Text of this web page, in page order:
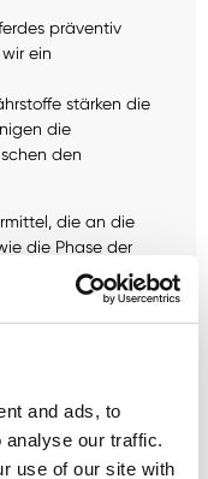
and ads, to
analyse our traffic.
use of our site with
präventiv
ein
stärken die
die
den
die an die
die Phase der
präventive
von Gelenken,